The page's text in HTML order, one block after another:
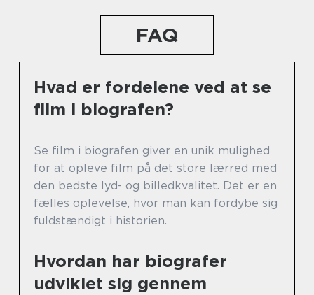
FAQ
Hvad er fordelene ved at se
film i biografen?
Se film i biografen giver en unik mulighed
for at opleve film på det store lærred med
den bedste lyd- og billedkvalitet. Det er en
fælles oplevelse, hvor man kan fordybe sig
fuldstændigt i historien.
Hvordan har biografer
udviklet sig gennem